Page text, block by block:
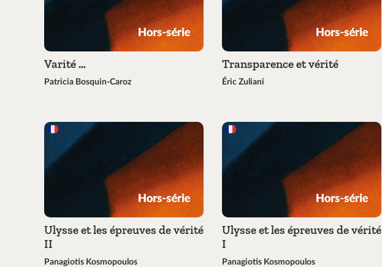
Varité …
Patricia Bosquin-Caroz
Transparence et vérité
Éric Zuliani
Ulysse et les épreuves de vérité
II
Panagiotis Kosmopoulos
Ulysse et les épreuves de vérité
I
Panagiotis Kosmopoulos